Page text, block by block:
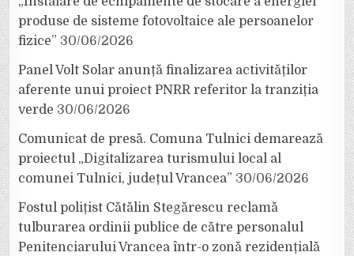
produse de sisteme fotovoltaice ale persoanelor
fizice” 30/06/2026
Panel Volt Solar anunță finalizarea activităților
aferente unui proiect PNRR referitor la tranziția
verde 30/06/2026
Comunicat de presă. Comuna Tulnici demarează
proiectul „Digitalizarea turismului local al
comunei Tulnici, județul Vrancea” 30/06/2026
Fostul polițist Cătălin Stegărescu reclamă
tulburarea ordinii publice de către personalul
Penitenciarului Vrancea într-o zonă rezidențială